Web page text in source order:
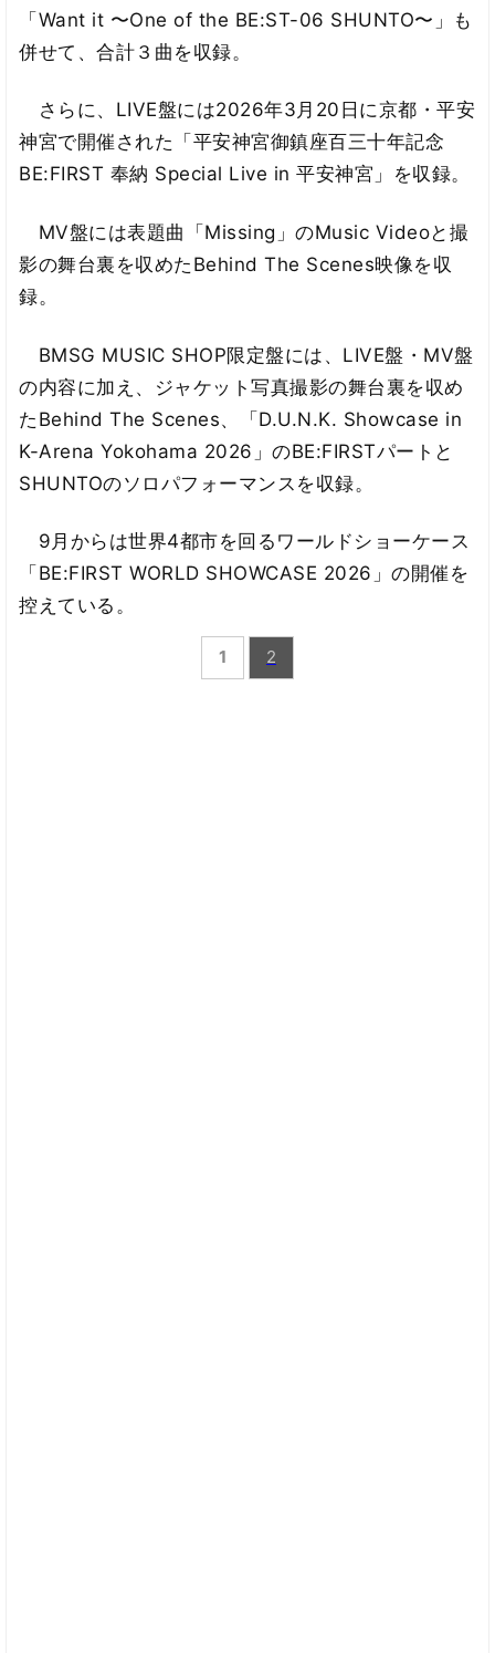
「Want it 〜One of the BE:ST-06 SHUNTO〜」も
併せて、合計３曲を収録。
さらに、LIVE盤には2026年3月20日に京都・平安
神宮で開催された「平安神宮御鎮座百三十年記念
BE:FIRST 奉納 Special Live in 平安神宮」を収録。
MV盤には表題曲「Missing」のMusic Videoと撮
影の舞台裏を収めたBehind The Scenes映像を収
録。
BMSG MUSIC SHOP限定盤には、LIVE盤・MV盤
の内容に加え、ジャケット写真撮影の舞台裏を収め
たBehind The Scenes、「D.U.N.K. Showcase in
K-Arena Yokohama 2026」のBE:FIRSTパートと
SHUNTOのソロパフォーマンスを収録。
9月からは世界4都市を回るワールドショーケース
「BE:FIRST WORLD SHOWCASE 2026」の開催を
控えている。
1 2